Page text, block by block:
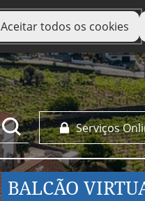
Aceitar todos os cookies
Serviços
BALCÃO